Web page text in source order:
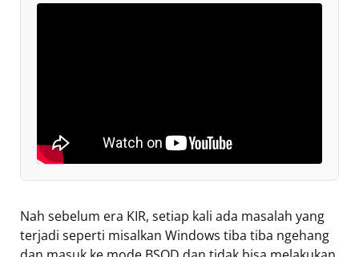
Nah sebelum era KIR, setiap kali ada masalah yang
terjadi seperti misalkan Windows tiba tiba ngehang